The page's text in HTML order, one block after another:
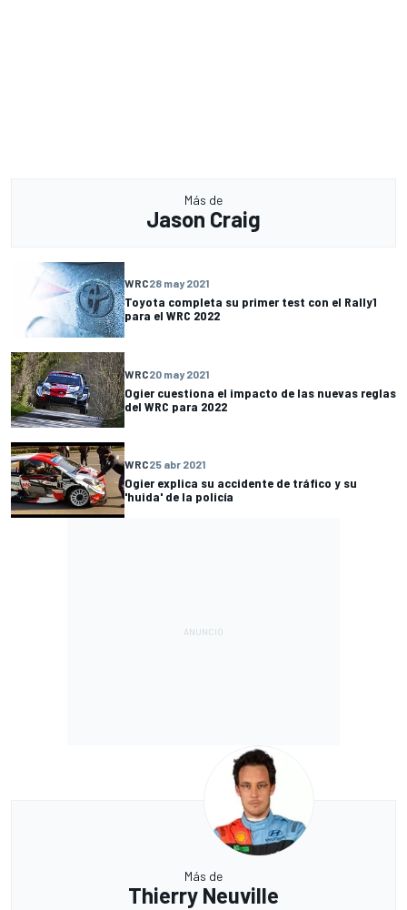
Más de
Jason Craig
WRC28 may 2021
Toyota completa su primer test con el Rally1
para el WRC 2022
WRC20 may 2021
Ogier cuestiona el impacto de las nuevas reglas
del WRC para 2022
WRC25 abr 2021
Ogier explica su accidente de tráfico y su
'huida' de la policía
Más de
Thierry Neuville